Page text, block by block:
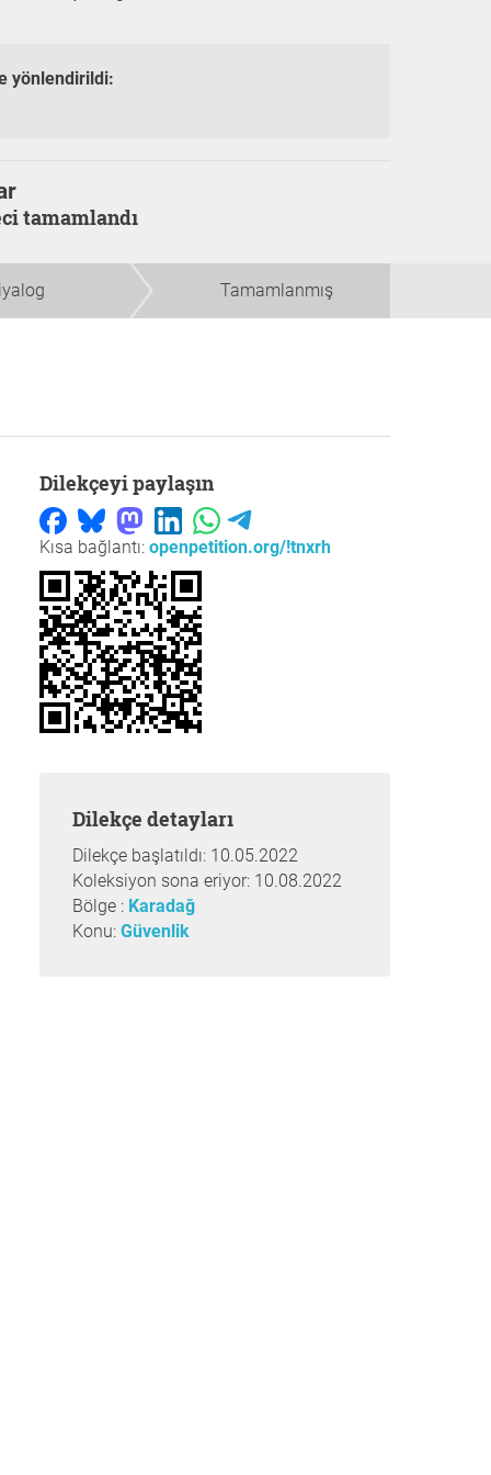
yönlendirildi:
tamamlandı
Tamamlanmış
Dilekçeyi paylaşın
Kısa bağlantı: openpetition.org/!tnxrh
Dilekçe detayları
Dilekçe başlatıldı: 10.05.2022
Koleksiyon sona eriyor: 10.08.2022
Bölge : Karadağ
Konu: Güvenlik